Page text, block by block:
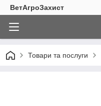
ВетАгроЗахист
Товари та послуги